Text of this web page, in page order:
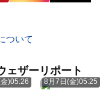
ついて
ェザーリポート
)05:26 8月7日(金)05:25